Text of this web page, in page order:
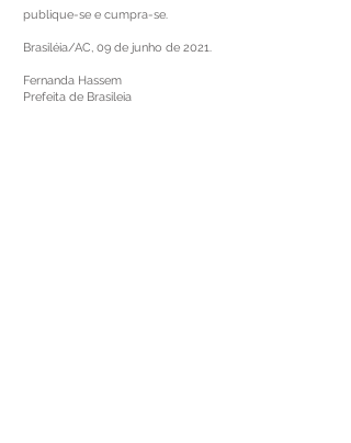
publique-se e cumpra-se.
Brasiléia/AC, 09 de junho de 2021.
Fernanda Hassem
Prefeita de Brasileia